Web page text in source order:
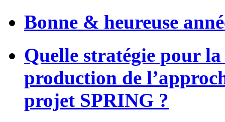
Bonne & heureuse
Quelle stratégie pour
production de
projet SPRING ?